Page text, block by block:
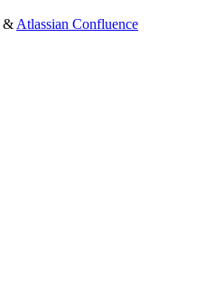
& Atlassian Confluence